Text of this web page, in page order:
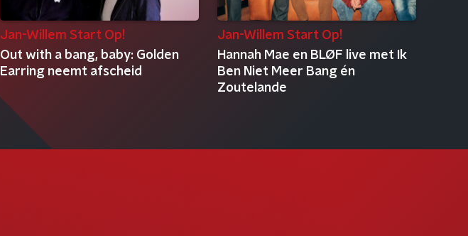
Jan-Willem Start Op!
Out with a bang, baby: Golden
Earring neemt afscheid
Jan-Willem Start Op!
Hannah Mae en BLØF live met Ik
Ben Niet Meer Bang én
Zoutelande